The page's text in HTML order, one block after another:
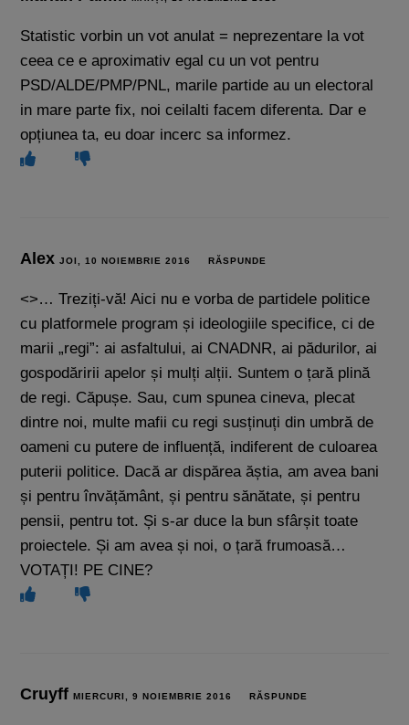
Statistic vorbin un vot anulat = neprezentare la vot
ceea ce e aproximativ egal cu un vot pentru
PSD/ALDE/PMP/PNL, marile partide au un electoral
in mare parte fix, noi ceilalti facem diferenta. Dar e
opțiunea ta, eu doar incerc sa informez.
AlexJOI, 10 NOIEMBRIE 2016 RĂSPUNDE
<>… Treziți-vă! Aici nu e vorba de partidele politice
cu platformele program și ideologiile specifice, ci de
marii „regi”: ai asfaltului, ai CNADNR, ai pădurilor, ai
gospodăririi apelor și mulți alții. Suntem o țară plină
de regi. Căpușe. Sau, cum spunea cineva, plecat
dintre noi, multe mafii cu regi susținuți din umbră de
oameni cu putere de influență, indiferent de culoarea
puterii politice. Dacă ar dispărea ăștia, am avea bani
și pentru învățământ, și pentru sănătate, și pentru
pensii, pentru tot. Și s-ar duce la bun sfârșit toate
proiectele. Și am avea și noi, o țară frumoasă…
VOTAȚI! PE CINE?
CruyffMIERCURI, 9 NOIEMBRIE 2016 RĂSPUNDE